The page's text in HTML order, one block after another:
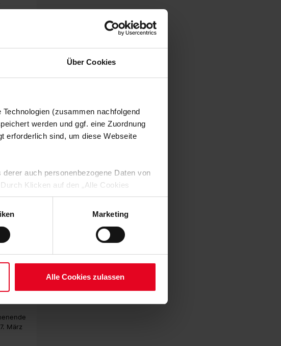
Über Cookies
(zusammen nachfolgend
werden und ggf. eine Zuordnung
erforderlich sind, um diese Webseite
auch personenbezogene Daten von
Klicken auf den „Alle Cookies
entsprechenden Verarbeitung Ihrer
1 TDDDG, Art. 6 Abs. 1 lit. a DSGVO
Cookies eingesetzt. Ihre etwaig erteilten
Marketing
Alle Cookies zulassen
noch
von
der
sah
wir
März